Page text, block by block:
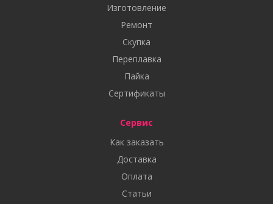
Изготовление
Ремонт
Скупка
Переплавка
Пайка
Сертификаты
Сервис
Как заказать
Доставка
Оплата
Статьи